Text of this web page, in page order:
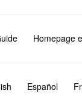
Homepage
Español